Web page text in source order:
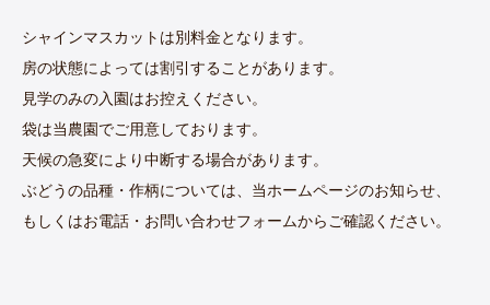
シャインマスカットは別料金となります。
房の状態によっては割引することがあります。
見学のみの入園はお控えください。
袋は当農園でご用意しております。
天候の急変により中断する場合があります。
ぶどうの品種・作柄については、当ホームページのお知らせ、
もしくはお電話・お問い合わせフォームからご確認ください。